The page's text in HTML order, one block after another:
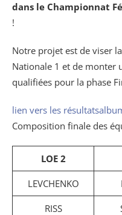
dans le Championnat
!
Notre projet est de viser
Nationale 1 et de monter
qualifiées pour la phase
lien vers les résultats
Composition finale des
LOE 2
LEVCHENKO
RISS